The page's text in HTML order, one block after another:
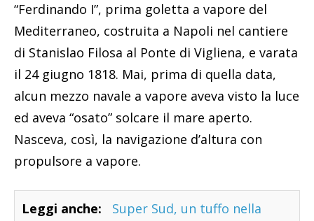
“Ferdinando I”, prima goletta a vapore del
Mediterraneo, costruita a Napoli nel cantiere
di Stanislao Filosa al Ponte di Vigliena, e varata
il 24 giugno 1818. Mai, prima di quella data,
alcun mezzo navale a vapore aveva visto la luce
ed aveva “osato” solcare il mare aperto.
Nasceva, così, la navigazione d’altura con
propulsore a vapore.
Leggi anche:
Super Sud, un tuffo nella